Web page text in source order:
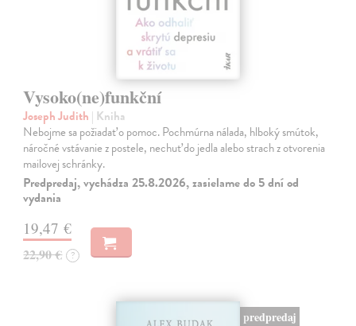
Vysoko(ne)funkční
Joseph Judith | Kniha
Nebojme sa požiadať o pomoc. Pochmúrna nálada, hlboký smútok,
náročné vstávanie z postele, nechuť do jedla alebo strach z otvorenia
mailovej schránky.
Predpredaj, vychádza 25.8.2026, zasielame do 5 dní od
vydania
19,47 €
22,90 € ?
predpredaj